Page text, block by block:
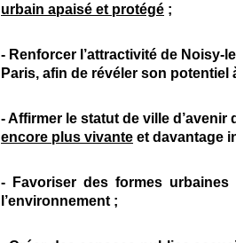
urbain apaisé et protégé ;
- Renforcer l’attractivité de Noisy-
Paris, afin de révéler son
- Affirmer le statut de ville
encore plus vivante et davantage
- Favoriser des formes
l’environnement ;